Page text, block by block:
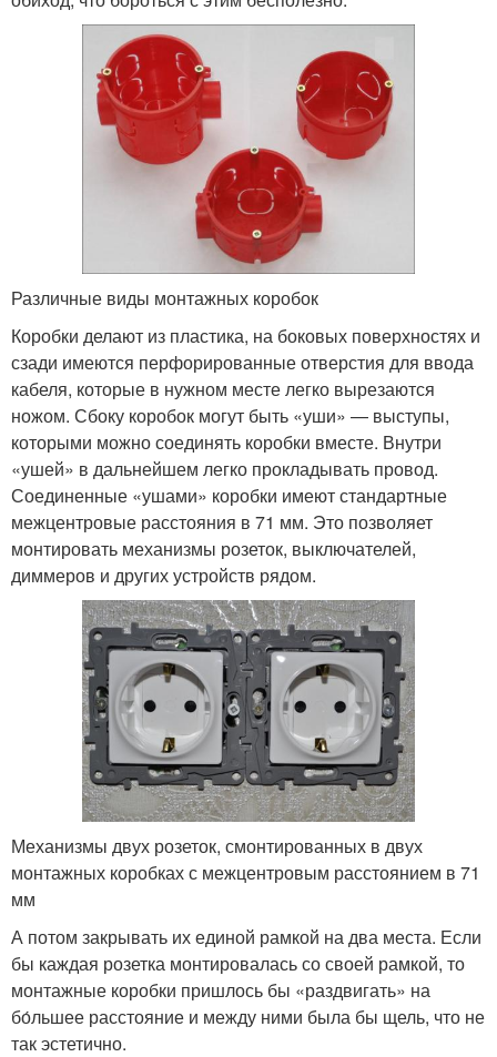
Различные виды монтажных коробок
Коробки делают из пластика, на боковых поверхностях и
сзади имеются перфорированные отверстия для ввода
кабеля, которые в нужном месте легко вырезаются
ножом. Сбоку коробок могут быть «уши» — выступы,
которыми можно соединять коробки вместе. Внутри
«ушей» в дальнейшем легко прокладывать провод.
Соединенные «ушами» коробки имеют стандартные
межцентровые расстояния в 71 мм. Это позволяет
монтировать механизмы розеток, выключателей,
диммеров и других устройств рядом.
Механизмы двух розеток, смонтированных в двух
монтажных коробках с межцентровым расстоянием в 71
мм
А потом закрывать их единой рамкой на два места. Если
бы каждая розетка монтировалась со своей рамкой, то
монтажные коробки пришлось бы «раздвигать» на
бо́льшее расстояние и между ними была бы щель, что не
так эстетично.